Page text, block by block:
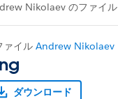
Nikolaev のファイル
ァイル Andrew Nikolaev
ダウンロード